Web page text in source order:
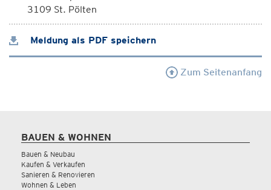
3109 St. Pölten
Meldung als PDF speichern
Zum Seitenanfang
BAUEN & WOHNEN
Bauen & Neubau
Kaufen & Verkaufen
Sanieren & Renovieren
Wohnen & Leben